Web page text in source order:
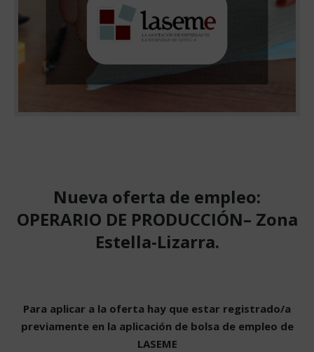
Nueva oferta de empleo:
OPERARIO DE PRODUCCIÓN– Zona
Estella-Lizarra.
Para aplicar a la oferta hay que estar registrado/a
previamente en la aplicación de bolsa de empleo de
LASEME